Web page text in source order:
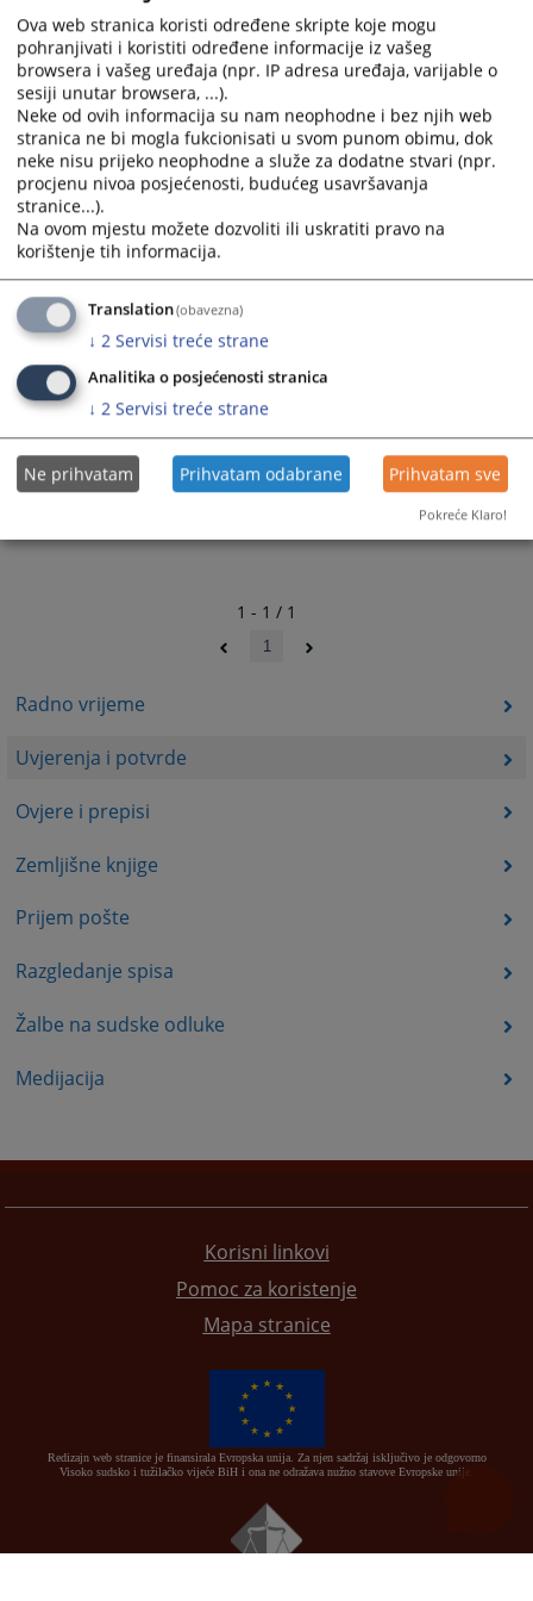
Radno vrijeme
Uvjerenja i potvrde
Ovjere i prepisi
Zemljišne knjige
Prijem pošte
Razgledanje spisa
Žalbe na sudske odluke
Medijacija
u prijemnoj kancelariji ( kancelarija br.2), a preuzimaju
u kancelariji broj 4 narednog dana
Uvjerenje da protiv privrednog društva nije pokrenut
postupak likvidacije niti stečaja
Ova uvjerenja se izdaju u Osnovnom sudu u Bijeljini.
Uslovi za dobijanje uvjerenja i potvrda
Potrebno je podnijeti pisani zahtjev , nakon što se izvrši
potrebna provjera podataka , uplaćuje se taksa u
iznosu od (zavisno od vrste uvjerenja ili potvrda) na
sljedeći broj transakcijskog računa : 5620990000055687
, poziv na broj : 7657000000 , vrsta prihoda : 722211
budžetska organizacija: 1068001
2824PREGLEDA
1 - 1 / 1
1
Korisni linkovi
Pomoc za koristenje
Mapa stranice
Redizajn web stranice je finansirala Evropska unija. Za njen sadržaj isključivo je odgovorno
Visoko sudsko i tužilačko vijeće BiH i ona ne odražava nužno stavove Evropske unije.
Ova web stranica koristi određene skripte koje mogu
pohranjivati i koristiti određene informacije iz vašeg
browsera i vašeg uređaja (npr. IP adresa uređaja, varijable o
sesiji unutar browsera, ...).
Neke od ovih informacija su nam neophodne i bez njih web
stranica ne bi mogla fukcionisati u svom punom obimu, dok
neke nisu prijeko neophodne a služe za dodatne stvari (npr.
procjenu nivoa posjećenosti, budućeg usavršavanja
stranice...).
Na ovom mjestu možete dozvoliti ili uskratiti pravo na
korištenje tih informacija.
Translation(obavezna)
↓ 2 Servisi treće strane
Analitika o posjećenosti stranica
↓ 2 Servisi treće strane
Ne prihvatam Prihvatam odabrane Prihvatam sve
Pokreće Klaro!